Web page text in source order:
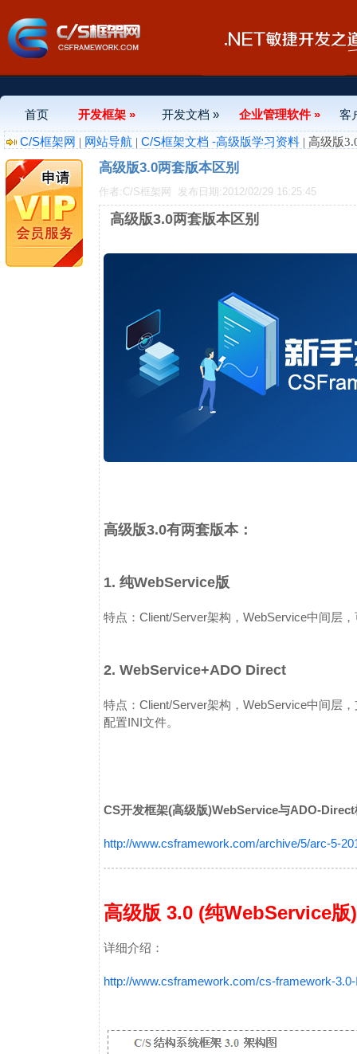
首页 开发框架 » 开发文档 » 企业管理软件 »
客
C/S框架网 | 网站导航 | C/S框架文档 -高级版学习资料 | 高级版
高级版3.0两套版本区别
作者:C/S框架网 发布日期:2012/02/29 16:25:45
高级版3.0两套版本区别
高级版3.0有两套版本：
1. 纯WebService版
特点：Client/Server架构，WebService中间层
2. WebService+ADO Direct
特点：Client/Server架构，WebService中间层
配置INI文件。
CS开发框架(高级版)WebService与ADO-Direct
http://www.csframework.com/archive/5/arc-5-
高级版 3.0 (纯WebService版)
详细介绍：
http://www.csframework.com/cs-framework-